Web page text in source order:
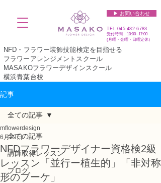
▶︎ お問い合わせ
TEL045-482-6783
受付時間 10:00~17:00​​​
(​月曜・金曜・日曜定休）
NFD・フラワー装飾技能検定を目指せる
フラワーアレンジメントスクール
MASAKOフラワーデザインスクール
横浜青葉台校
記事
全ての記事
講師取得レッスン
ブログ
全ての記事
NFDフラワーデザイナー資格検2級
レッスン「並行ー植生的」「非対称
形のブーケ」
mflowerdesign
6月29日